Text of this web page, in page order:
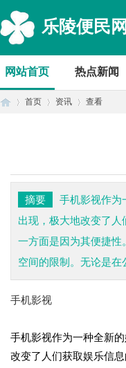
乐陵便民网
网站首页 热点新闻
首页 资讯 查看
摘要
手机影视作为
出现，极大地改变了
一方面是因为其便捷
空间的限制。无论是
手机影视
手机影视作为一种全新
改变了人们获取娱乐信